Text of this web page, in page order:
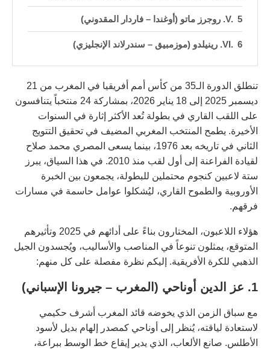
5. روجرز ماتو (أوغندا – فاردار المقدوني)
6. رينيلدو (موزمبيق – سندرلاند الإنجليزي)
تنطلق الدورة الـ35 من كأس أمم أفريقيا في المغرب من 21
ديسمبر 2025 إلى 18 يناير 2026، بمشاركة 24 منتخباً يتنافسون
على اللقب القاري في بطولة تُعد الأكثر إثارة في السنوات
الأخيرة. يطمح المنتخب المغربي المضيف في تحقيق التتويج
الثاني في تاريخه بعد 1976، بينما يسعى المصري محمد صلاح
لقيادة الفراعنة إلى أول لقب منذ 2010. في هذا السياق، يبرز
ستة لاعبين كنجوم محتملين للبطولة، يجمعون بين الخبرة
الأوروبية والطموح القاري، ليُشكلوا عوامل حاسمة في مسارات
فرقهم.
هؤلاء اللاعبون، المختارون بناءً على أدائهم في 2025 وتأثيرهم
المتوقع، يمثلون تنوعاً في المناصب والأساليب، ويُجسدون الجيل
الذهبي للكرة الأفريقية. إليكم نظرة مفصلة على كل منهم:
1. عز الدين أوناحي (المغرب – جيرونا الإسباني)
مع سباق الزمن الذي يخوضه قائد المغرب أشرف حكيمي
لاستعادة لياقته، يُنظر إلى أوناحي كمصدر إلهام بديل لأسود
الأطلس. صانع الألعاب، الذي يدير إيقاع خط الوسط ببراعة،